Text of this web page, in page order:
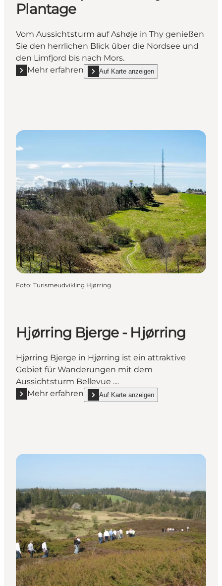
Plantage
Vom Aussichtsturm auf Ashøje in Thy genießen
Sie den herrlichen Blick über die Nordsee und
den Limfjord bis nach Mors.
Mehr erfahren
Mehr erfahren "Aussichtspunkt Ashøje Plantage"
Auf Karte anzeigen
show Aussichtspunkt Ashøje Plantage
Foto: Turismeudvikling Hjørring
Hjørring Bjerge - Hjørring
Hjørring Bjerge in Hjørring ist ein attraktive
Gebiet für Wanderungen mit dem
Aussichtsturm Bellevue ....
Mehr erfahren
Mehr erfahren "Hjørring Bjerge - Hjørring"
Auf Karte anzeigen
show Hjørring Bjerge - Hjørring on_map